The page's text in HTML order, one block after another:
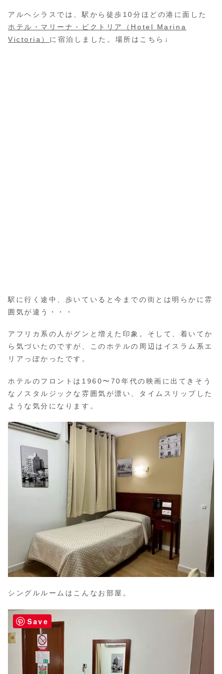
アルヘシラスでは、駅から徒歩10分ほどの港に面した
ホテル・マリーナ・ビクトリア（Hotel Marina
Victoria） に宿泊しました。場所はこちら↓
駅に行く途中、歩いていると今までの街とは明らかに雰
囲気が違う・・・
アフリカ系の人がグンと増えた印象。そして、着いてか
ら気づいたのですが、このホテルの周辺はイスラム系エ
リアっぽかったです。
ホテルのフロントは1960〜70年代の映画に出てきそう
なノスタルジックな雰囲気が漂い、タイムスリップした
ような気分になります。
シングルルームはこんなお部屋。
Save